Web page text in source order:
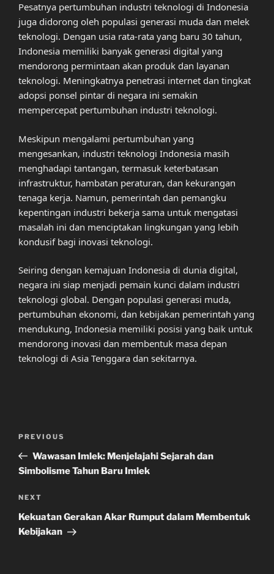
Pesatnya pertumbuhan industri teknologi di Indonesia
juga didorong oleh populasi generasi muda dan melek
teknologi. Dengan usia rata-rata yang baru 30 tahun,
Indonesia memiliki banyak generasi digital yang
mendorong permintaan akan produk dan layanan
teknologi. Meningkatnya penetrasi internet dan tingkat
adopsi ponsel pintar di negara ini semakin
mempercepat pertumbuhan industri teknologi.
Meskipun mengalami pertumbuhan yang
mengesankan, industri teknologi Indonesia masih
menghadapi tantangan, termasuk keterbatasan
infrastruktur, hambatan peraturan, dan kekurangan
tenaga kerja. Namun, pemerintah dan pemangku
kepentingan industri bekerja sama untuk mengatasi
masalah ini dan menciptakan lingkungan yang lebih
kondusif bagi inovasi teknologi.
Seiring dengan kemajuan Indonesia di dunia digital,
negara ini siap menjadi pemain kunci dalam industri
teknologi global. Dengan populasi generasi muda,
pertumbuhan ekonomi, dan kebijakan pemerintah yang
mendukung, Indonesia memiliki posisi yang baik untuk
mendorong inovasi dan membentuk masa depan
teknologi di Asia Tenggara dan sekitarnya.
Previous
Post
PREVIOUS
Wawasan Imlek: Menjelajahi Sejarah dan
Simbolisme Tahun Baru Imlek
Next
Post
NEXT
Kekuatan Gerakan Akar Rumput dalam Membentuk
Kebijakan